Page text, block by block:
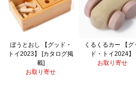
ぼうとおし 【グッド・
トイ2023】 [カタログ掲
載]
お取り寄せ
くるくるカー 【グ
ド・トイ2024】
お取り寄せ